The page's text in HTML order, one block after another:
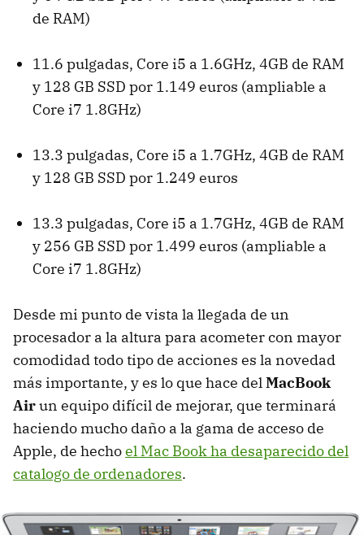
de RAM)
11.6 pulgadas, Core i5 a 1.6GHz, 4GB de RAM
y 128 GB SSD por 1.149 euros (ampliable a
Core i7 1.8GHz)
13.3 pulgadas, Core i5 a 1.7GHz, 4GB de RAM
y 128 GB SSD por 1.249 euros
13.3 pulgadas, Core i5 a 1.7GHz, 4GB de RAM
y 256 GB SSD por 1.499 euros (ampliable a
Core i7 1.8GHz)
Desde mi punto de vista la llegada de un
procesador a la altura para acometer con mayor
comodidad todo tipo de acciones es la novedad
más importante, y es lo que hace del MacBook
Airun equipo difícil de mejorar, que terminará
haciendo mucho daño a la gama de acceso de
Apple, de hechoel Mac Book ha desaparecido del
catalogo de ordenadores.